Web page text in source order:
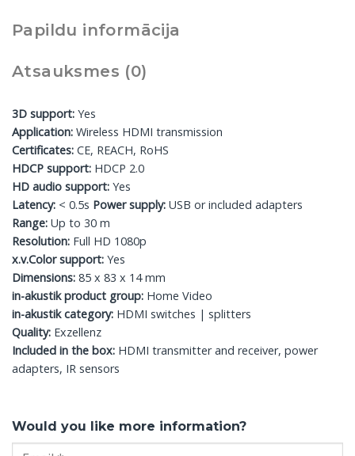
Papildu informācija
Atsauksmes (0)
3D support: Yes
Application: Wireless HDMI transmission
Certificates: CE, REACH, RoHS
HDCP support: HDCP 2.0
HD audio support: Yes
Latency: < 0.5s Power supply: USB or included adapters
Range: Up to 30 m
Resolution: Full HD 1080p
x.v.Color support: Yes
Dimensions: 85 x 83 x 14 mm
in-akustik product group: Home Video
in-akustik category: HDMI switches | splitters
Quality: Exzellenz
Included in the box: HDMI transmitter and receiver, power
adapters, IR sensors
Would you like more information?